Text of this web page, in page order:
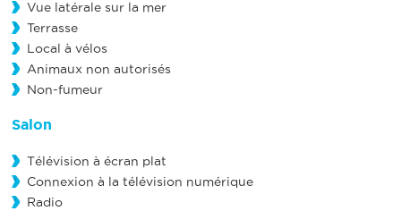
Vue latérale sur la mer
Terrasse
Local à vélos
Animaux non autorisés
Non-fumeur
Salon
Télévision à écran plat
Connexion à la télévision numérique
Radio